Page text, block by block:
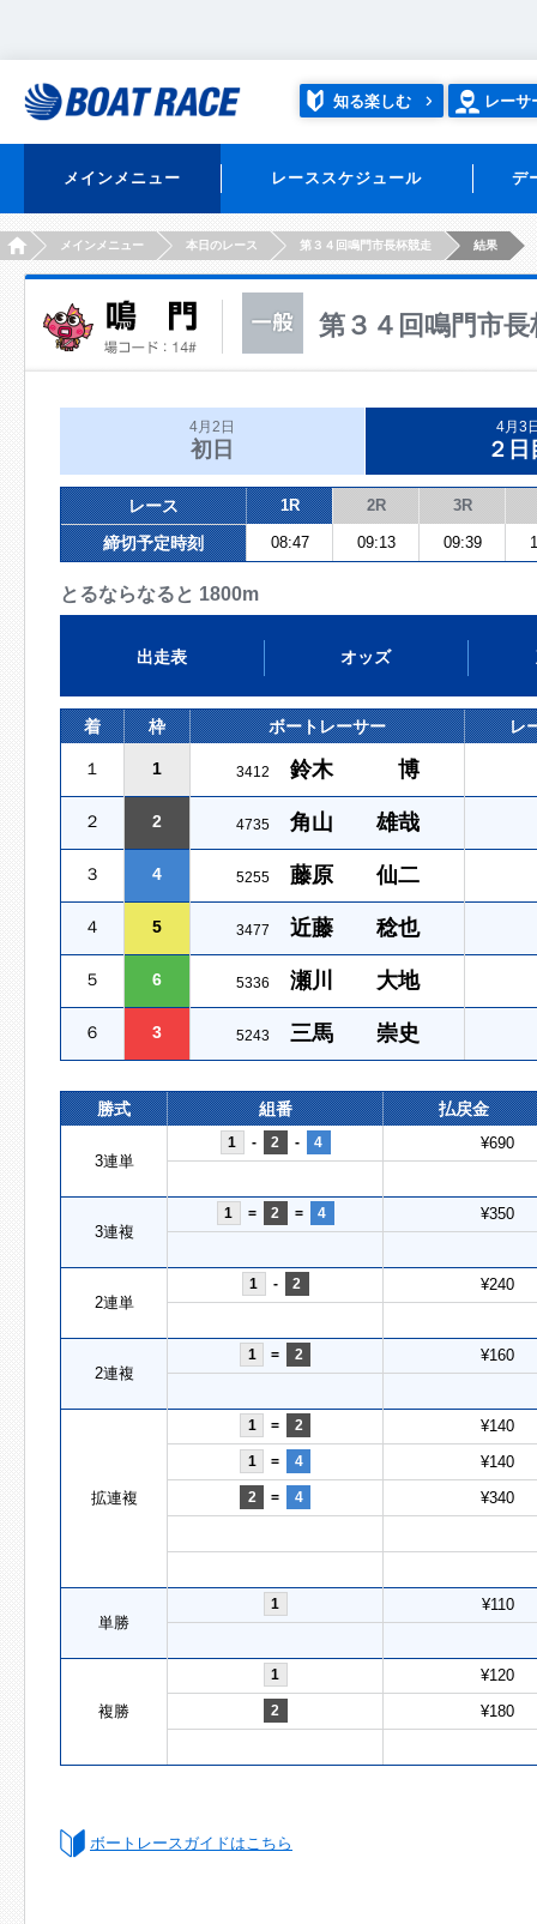
知る楽しむ レーサ
メインメニュー レーススケジュール デ
HOMEメインメニュー 本日のレース 第３４回鳴門市長杯競走 結果
第３４回鳴門市長
4月2日
初日
4月3
２日
レース 1R 2R 3R
締切予定時刻 08:47 09:13 09:39
とるならなると 1800m
出走表 オッズ
着 枠 ボートレーサー レ
１ 1 3412 鈴木 博
２ 2 4735 角山 雄哉
３ 4 5255 藤原 仙二
４ 5 3477 近藤 稔也
５ 6 5336 瀬川 大地
６ 3 5243 三馬 崇史
勝式 組番 払戻金
3連単
1 - 2 - 4 ¥690
3連複
1 = 2 = 4 ¥350
2連単
1 - 2 ¥240
2連複
1 = 2 ¥160
拡連複
1 = 2 ¥140
1 = 4 ¥140
2 = 4 ¥340
単勝
1 ¥110
複勝
1 ¥120
2 ¥180
ボートレースガイドはこちら